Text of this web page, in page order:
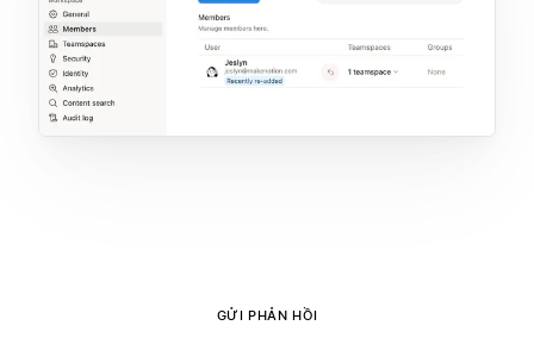
GỬI PHẢN HỒI